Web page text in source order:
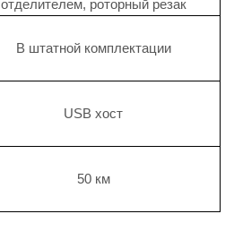
отделителем, роторный резак
В штатной комплектации
USB хост
50 км